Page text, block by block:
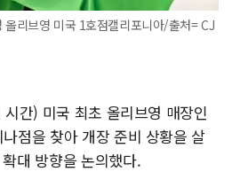
리브영 미국 1호점캘리포니아/출처= CJ
간) 미국 최초 올리브영 매장인
점을 찾아 개장 준비 상황을 살
대 방향을 논의했다.